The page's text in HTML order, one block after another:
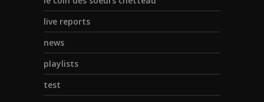
live reports
news
playlists
test